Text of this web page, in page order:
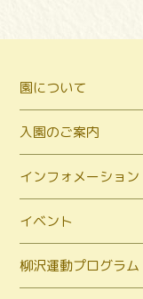
園について
入園のご案内
インフォメーション
イベント
柳沢運動プログラム